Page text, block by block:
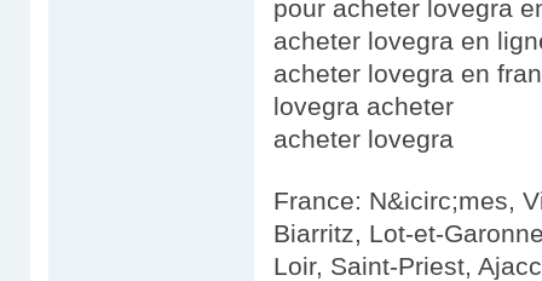
pour acheter lovegra
acheter lovegra en
acheter lovegra en
lovegra acheter
acheter lovegra
France: N&icirc;mes,
Biarritz, Lot-et-
Loir, Saint-Priest,